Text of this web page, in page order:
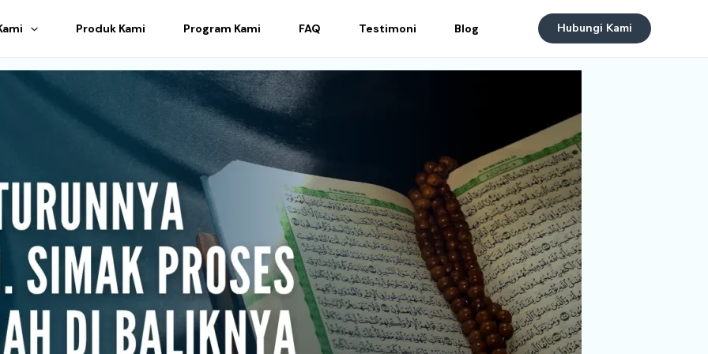
Produk Kami Program Kami FAQ Testimoni Blog Hubungi Kami